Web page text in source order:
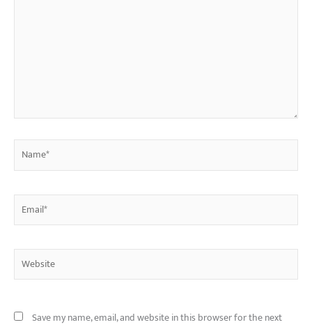
Website
Save my name, email, and website in this browser for the next